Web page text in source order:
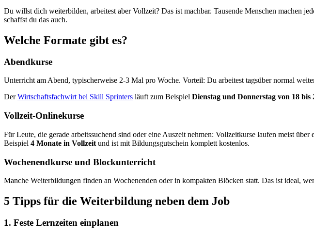
Du willst dich weiterbilden, arbeitest aber Vollzeit? Das ist machbar. Tausende Menschen machen
schaffst du das auch.
Welche Formate gibt es?
Abendkurse
Unterricht am Abend, typischerweise 2-3 Mal pro Woche. Vorteil: Du arbeitest tagsüber normal
DerWirtschaftsfachwirt bei Skill Sprinters läuft zum Beispiel Dienstag und Donnerstag von 18 bis
Vollzeit-Onlinekurse
Für Leute, die gerade arbeitssuchend sind oder eine Auszeit nehmen: Vollzeitkurse laufen meist
Beispiel 4 Monate in Vollzeit und ist mit Bildungsgutschein komplett kostenlos.
Wochenendkurse und Blockunterricht
Manche Weiterbildungen finden an Wochenenden oder in kompakten Blöcken statt. Das ist ideal,
5 Tipps für die Weiterbildung neben dem Job
1. Feste Lernzeiten einplanen